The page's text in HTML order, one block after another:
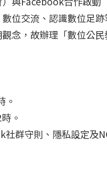
位交流、認識數位足
念，故辦理「數位公
。
。
群守則、隱私設定及